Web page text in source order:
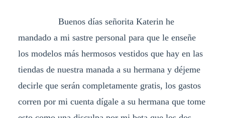
Buenos días señorita Katerin he
mandado a mi sastre personal para que le enseñe
los modelos más hermosos vestidos que hay en las
tiendas de nuestra manada a su hermana y déjeme
decirle que serán completamente gratis, los gastos
corren por mi cuenta dígale a su hermana que tome